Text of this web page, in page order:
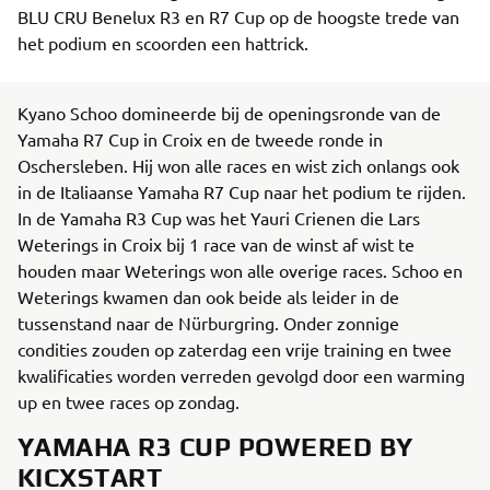
BLU CRU Benelux R3 en R7 Cup op de hoogste trede van
het podium en scoorden een hattrick.
Kyano Schoo domineerde bij de openingsronde van de
Yamaha R7 Cup in Croix en de tweede ronde in
Oschersleben. Hij won alle races en wist zich onlangs ook
in de Italiaanse Yamaha R7 Cup naar het podium te rijden.
In de Yamaha R3 Cup was het Yauri Crienen die Lars
Weterings in Croix bij 1 race van de winst af wist te
houden maar Weterings won alle overige races. Schoo en
Weterings kwamen dan ook beide als leider in de
tussenstand naar de Nürburgring. Onder zonnige
condities zouden op zaterdag een vrije training en twee
kwalificaties worden verreden gevolgd door een warming
up en twee races op zondag.
YAMAHA R3 CUP POWERED BY
KICXSTART